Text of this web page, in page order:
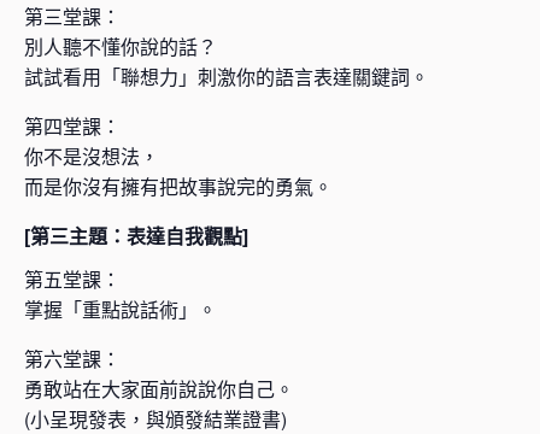
第三堂課：
別人聽不懂你說的話？
試試看用「聯想力」刺激你的語言表達關鍵詞。
第四堂課：
你不是沒想法，
而是你沒有擁有把故事說完的勇氣。
[第三主題：表達自我觀點]
第五堂課：
掌握「重點說話術」。
第六堂課：
勇敢站在大家面前說說你自己。
(小呈現發表，與頒發結業證書)